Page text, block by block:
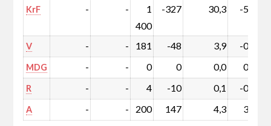
KrF - -
1
400
-327 30,3 -5,5
V - - 181 -48 3,9 -0,8
MDG - - 0 0 0,0 0,0
R - - 4 -10 0,1 -0,2
A - - 200 147 4,3 3,2